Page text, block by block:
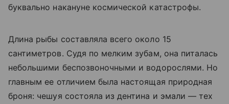
буквально накануне космической катастрофы.
Длина рыбы составляла всего около 15
сантиметров. Судя по мелким зубам, она питалась
небольшими беспозвоночными и водорослями. Но
главным ее отличием была настоящая природная
броня: чешуя состояла из дентина и эмали — тех